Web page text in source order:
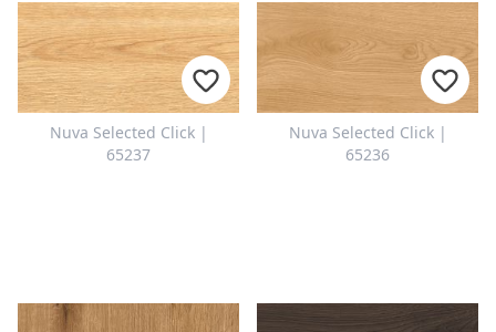
Nuva Selected Click |
65237
Nuva Selected Click |
65236